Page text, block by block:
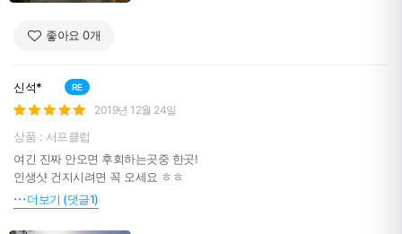
좋아요 0개
신석* RE
2019년 12월 24일
상품 : 서프클럽
여긴 진짜 안오면 후회하는곳중 한곳!
인생샷 건지시려면 꼭 오세요 ㅎㅎ
더보기 (댓글1)